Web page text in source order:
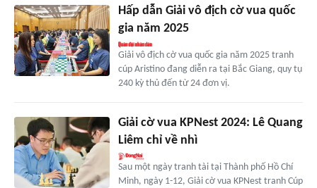
Hấp dẫn Giải vô địch cờ vua quốc
gia năm 2025
Giải vô địch cờ vua quốc gia năm 2025 tranh
cúp Aristino đang diễn ra tại Bắc Giang, quy tụ
240 kỳ thủ đến từ 24 đơn vị.
Giải cờ vua KPNest 2024: Lê Quang
Liêm chỉ về nhì
Sau một ngày tranh tài tại Thành phố Hồ Chí
Minh, ngày 1-12, Giải cờ vua KPNest tranh Cúp